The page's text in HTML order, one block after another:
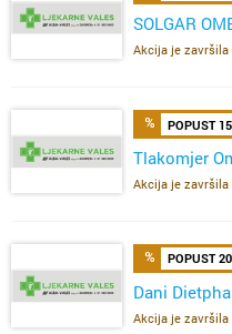
SOLGAR
Akcija je završila
POPUST
Tlakomjer
Akcija je završila
POPUST
Dani
Akcija je završila